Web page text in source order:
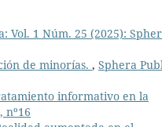
Vol. 1 Núm. 25 (2025):
de minorías. , Sphera
informativo en la
nº16